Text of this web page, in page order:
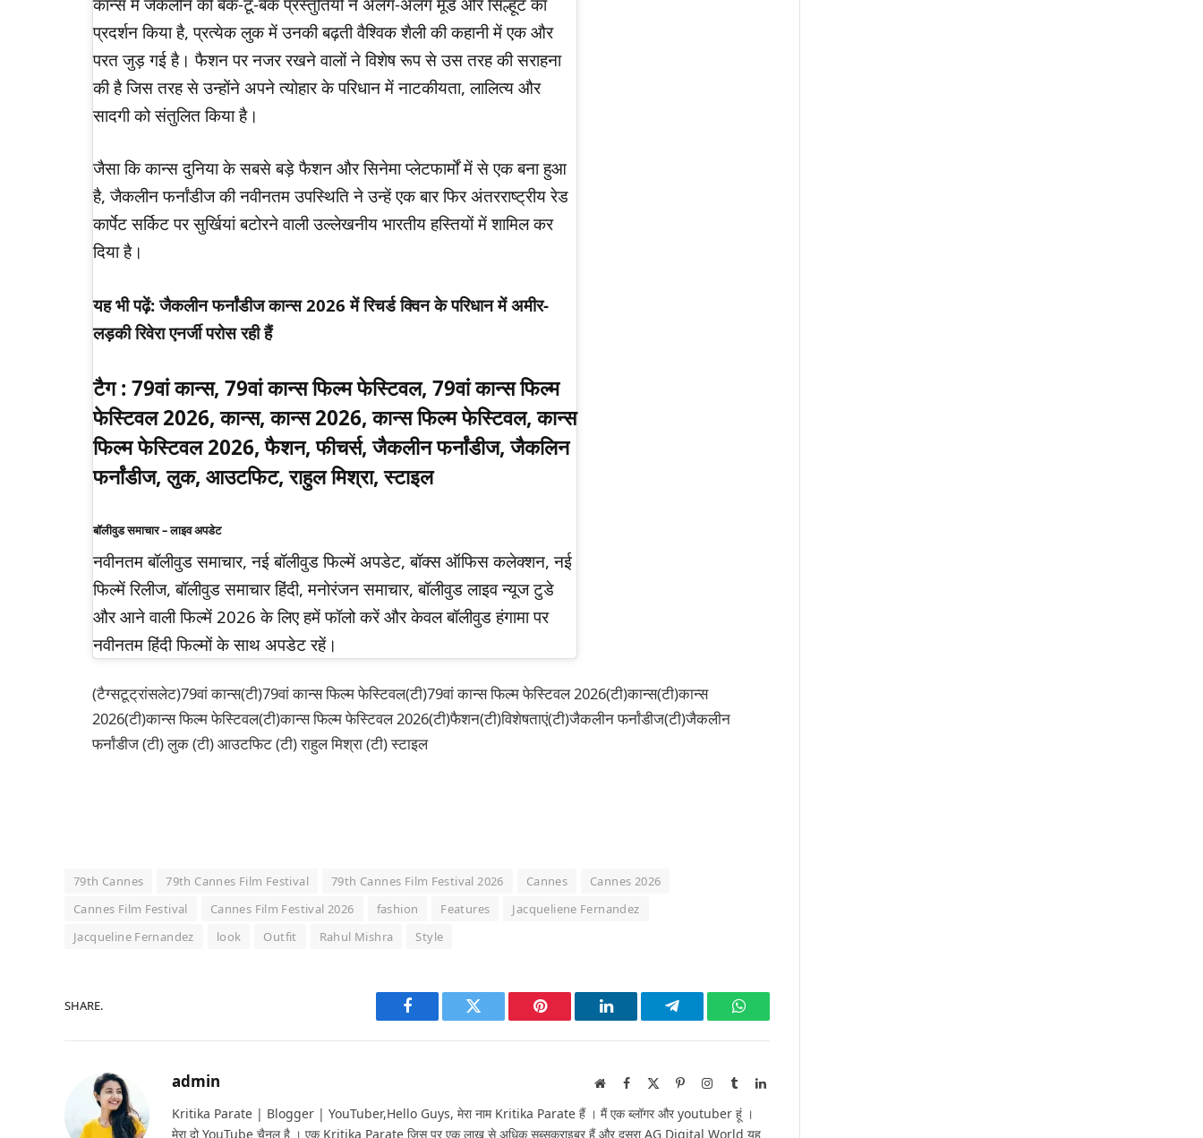
प्रदर्शन किया है, प्रत्येक लुक में उनकी बढ़ती वैश्विक शैली की कहानी में एक और
परत जुड़ गई है। फैशन पर नजर रखने वालों ने विशेष रूप से उस तरह की सराहना
की है जिस तरह से उन्होंने अपने त्योहार के परिधान में नाटकीयता, लालित्य और
सादगी को संतुलित किया है।
जैसा कि कान्स दुनिया के सबसे बड़े फैशन और सिनेमा प्लेटफार्मों में से एक बना हुआ
है, जैकलीन फर्नांडीज की नवीनतम उपस्थिति ने उन्हें एक बार फिर अंतरराष्ट्रीय रेड
कार्पेट सर्किट पर सुर्खियां बटोरने वाली उल्लेखनीय भारतीय हस्तियों में शामिल कर
दिया है।
यह भी पढ़ें: जैकलीन फर्नांडीज कान्स 2026 में रिचर्ड क्विन के परिधान में अमीर-
लड़की रिवेरा एनर्जी परोस रही हैं
टैग : 79वां कान्स, 79वां कान्स फिल्म फेस्टिवल, 79वां कान्स फिल्म
फेस्टिवल 2026, कान्स, कान्स 2026, कान्स फिल्म फेस्टिवल, कान्स
फिल्म फेस्टिवल 2026, फैशन, फीचर्स, जैकलीन फर्नांडीज, जैकलिन
फर्नांडीज, लुक, आउटफिट, राहुल मिश्रा, स्टाइल
बॉलीवुड समाचार – लाइव अपडेट
नवीनतम बॉलीवुड समाचार, नई बॉलीवुड फिल्में अपडेट, बॉक्स ऑफिस कलेक्शन, नई
फिल्में रिलीज, बॉलीवुड समाचार हिंदी, मनोरंजन समाचार, बॉलीवुड लाइव न्यूज टुडे
और आने वाली फिल्में 2026 के लिए हमें फॉलो करें और केवल बॉलीवुड हंगामा पर
नवीनतम हिंदी फिल्मों के साथ अपडेट रहें।
(टैग्सटूट्रांसलेट)79वां कान्स(टी)79वां कान्स फिल्म फेस्टिवल(टी)79वां कान्स फिल्म फेस्टिवल 2026(टी)कान्स(टी)कान्स
2026(टी)कान्स फिल्म फेस्टिवल(टी)कान्स फिल्म फेस्टिवल 2026(टी)फैशन(टी)विशेषताएं(टी)जैकलीन फर्नांडीज(टी)जैकलीन
फर्नांडीज (टी) लुक (टी) आउटफिट (टी) राहुल मिश्रा (टी) स्टाइल
79th Cannes 79th Cannes Film Festival 79th Cannes Film Festival 2026 Cannes
Cannes 2026
Cannes Film Festival
Cannes Film Festival 2026 fashion Features
Jacqueliene Fernandez
Jacqueline Fernandez
look Outfit Rahul Mishra Style
SHARE.
Facebook Twitter Pinterest LinkedIn Telegram WhatsApp
admin WebsiteFacebook PinterestInstagram
TumblrLinkedIn
Kritika Parate | Blogger | YouTuber,Hello Guys, मेरा नाम Kritika Parate हैं । मैं एक ब्लॉगर और youtuber हूं ।
मेरा दो YouTube चैनल है । एक Kritika Parate जिस पर एक लाख से अधिक सब्सक्राइबर हैं और दूसरा AG Digital World यह